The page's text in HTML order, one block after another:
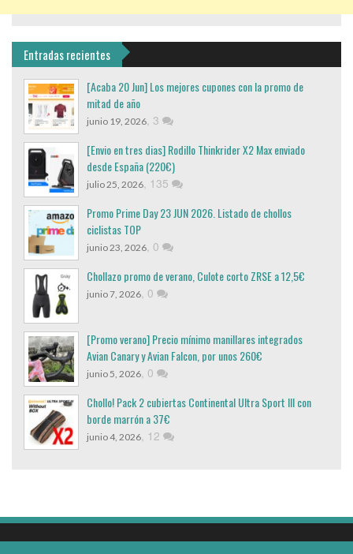
Entradas recientes
[Acaba 20 Jun] Los mejores cupones con la promo de
mitad de año
junio 19, 2026 3
[Envio en tres dias] Rodillo Thinkrider X2 Max enviado
desde España (220€)
julio 25, 2026 135
Promo Prime Day 23 JUN 2026. Listado de chollos
ciclistas TOP
junio 23, 2026 0
Chollazo promo de verano, Culote corto ZRSE a 12,5€
junio 7, 2026 0
[Promo verano] Precio mínimo manillares integrados
Avian Canary y Avian Falcon, por unos 260€
junio 5, 2026 0
Chollo! Pack 2 cubiertas Continental Ultra Sport III con
borde marrón a 37€
junio 4, 2026 12